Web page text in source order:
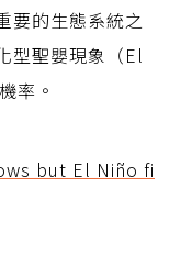
要的生態系統之
型聖嬰現象（El
率。
but El Niño fi